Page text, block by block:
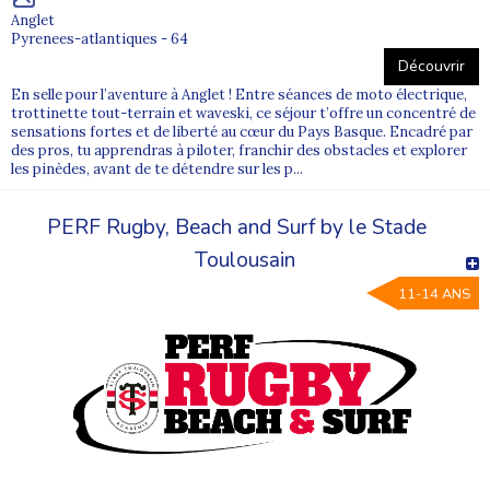
Anglet
Pyrenees-atlantiques - 64
Découvrir
En selle pour l’aventure à Anglet ! Entre séances de moto électrique,
trottinette tout-terrain et waveski, ce séjour t’offre un concentré de
sensations fortes et de liberté au cœur du Pays Basque. Encadré par
des pros, tu apprendras à piloter, franchir des obstacles et explorer
les pinèdes, avant de te détendre sur les p...
PERF Rugby, Beach and Surf by le Stade
Toulousain
11-14 ANS